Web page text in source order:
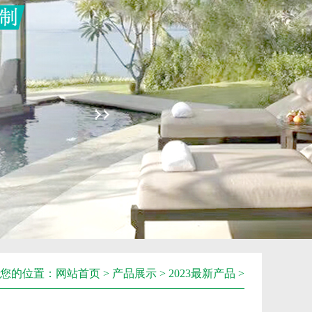
您的位置： 网站首页 > 产品展示 > 2023最新产品 >